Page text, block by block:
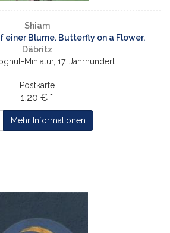
Shiam
einer Blume. Butterfly on a Flower.
Däbritz
Miniatur, 17. Jahrhundert
Postkarte
1,20 € *
Mehr Informationen